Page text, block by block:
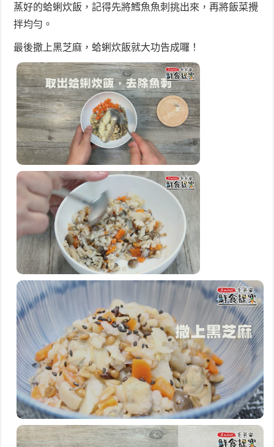
蒸好的蛤蜊炊飯，記得先將鱈魚魚刺挑出來，再將飯菜攪
拌均勻。
最後撒上黑芝麻，蛤蜊炊飯就大功告成囉！